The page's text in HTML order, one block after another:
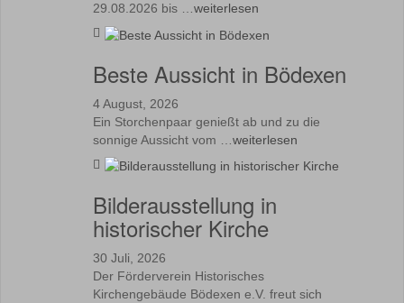
29.08.2026 bis …weiterlesen
Beste Aussicht in Bödexen
4 August, 2026
Ein Storchenpaar genießt ab und zu die
sonnige Aussicht vom … weiterlesen
Bilderausstellung in
historischer Kirche
30 Juli, 2026
Der Förderverein Historisches
Kirchengebäude Bödexen e.V. freut sich